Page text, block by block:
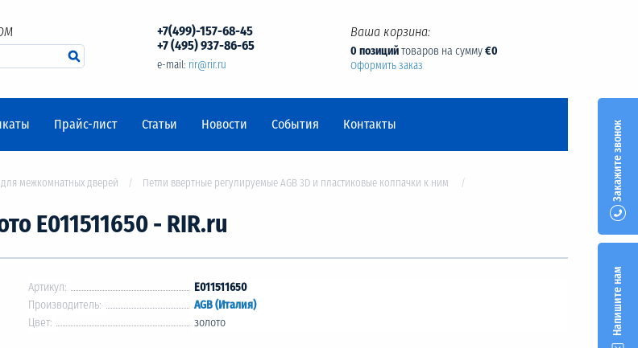
+7(499)-157-68-45
+7 (495) 937-86-65
e-mail: rir@rir.ru
Ваша корзина:
0 позицийтоваров на сумму€0
Оформить заказ
Прайс-лист Статьи Новости События Контакты
межкомнатных дверей
Петли ввертные регулируемые AGB 3D и пластиковые колпачки к ним
Е011511650 - RIR.ru
Артикул:
E011511650
Производитель:
AGB (Италия)
Цвет:
золото
Закажите звонок
Напишите нам